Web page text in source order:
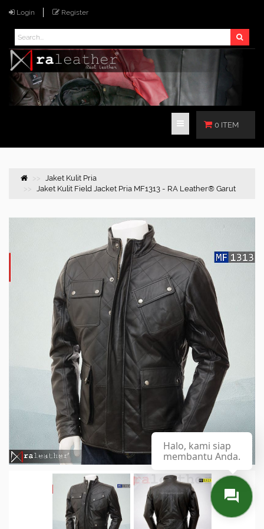
Login Register
0 ITEM
Jaket Kulit Pria
Jaket Kulit Field Jacket Pria MF1313 - RA Leather® Garut
Halo, kami siap
membantu Anda.